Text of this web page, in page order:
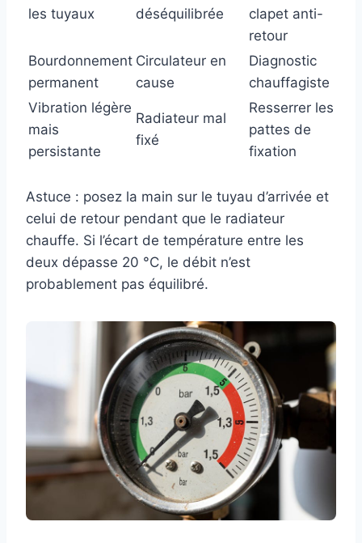
les tuyaux
déséquilibrée
clapet anti-
retour
Bourdonnement
permanent
Circulateur en
cause
Diagnostic
chauffagiste
Vibration légère
mais
persistante
Radiateur mal
fixé
Resserrer les
pattes de
fixation
Astuce : posez la main sur le tuyau d’arrivée et
celui de retour pendant que le radiateur
chauffe. Si l’écart de température entre les
deux dépasse 20 °C, le débit n’est
probablement pas équilibré.